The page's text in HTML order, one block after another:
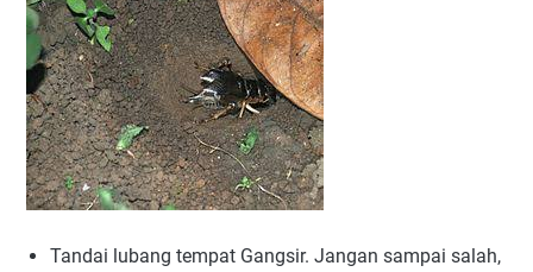
Tandai lubang tempat Gangsir. Jangan sampai salah,